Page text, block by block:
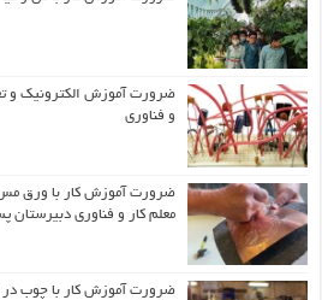
ضرورت آموزش الکترونیک و
و فناوری
ضرورت آموزش کار با ورق مس
معلم کار و فناوری دبیرستان
ضرورت آموزش کار با چوب در